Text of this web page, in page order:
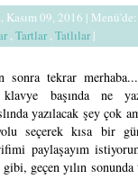
Kasım 09, 2016 | Menü'de:
,Tartlar,Tatlılar|
sonra tekrar
başında ne
yazılacak şey çok
seçerek kısa bir
paylaşayım
geçen yılın sonunda